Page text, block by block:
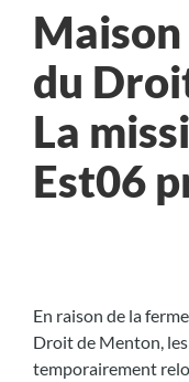
du
La
Est06
En raison de la
Droit de Menton, les
temporairement